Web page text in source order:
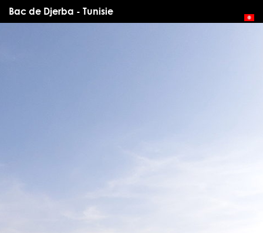
Bac de Djerba - Tunisie